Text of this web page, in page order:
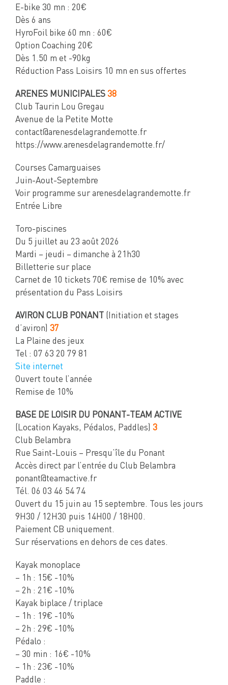
E-bike 30 mn : 20€
Dès 6 ans
HyroFoil bike 60 mn : 60€
Option Coaching 20€
Dès 1.50 m et -90kg
Réduction Pass Loisirs 10 mn en sus offertes
ARENES MUNICIPALES 38
Club Taurin Lou Gregau
Avenue de la Petite Motte
contact@arenesdelagrandemotte.fr
https://www.arenesdelagrandemotte.fr/
Courses Camarguaises
Juin-Aout-Septembre
Voir programme sur arenesdelagrandemotte.fr
Entrée Libre
Toro-piscines
Du 5 juillet au 23 août 2026
Mardi – jeudi – dimanche à 21h30
Billetterie sur place
Carnet de 10 tickets 70€ remise de 10% avec
présentation du Pass Loisirs
AVIRON CLUB PONANT
(Initiation et stages
d’aviron) 37
La Plaine des jeux
Tel : 07 63 20 79 81
Site internet
Ouvert toute l’année
Remise de 10%
BASE DE LOISIR DU PONANT-TEAM ACTIVE
(Location Kayaks, Pédalos, Paddles) 3
Club Belambra
Rue Saint-Louis – Presqu’île du Ponant
Accès direct par l’entrée du Club Belambra
ponant@teamactive.fr
Tél. 06 03 46 54 74
Ouvert du 15 juin au 15 septembre. Tous les jours
9H30 / 12H30 puis 14H00 / 18H00.
Paiement CB uniquement.
Sur réservations en dehors de ces dates.
Kayak monoplace
– 1h : 15€ -10%
– 2h : 21€ -10%
Kayak biplace / triplace
– 1h : 19€ -10%
– 2h : 29€ -10%
Pédalo :
– 30 min : 16€ -10%
– 1h : 23€ -10%
Paddle :